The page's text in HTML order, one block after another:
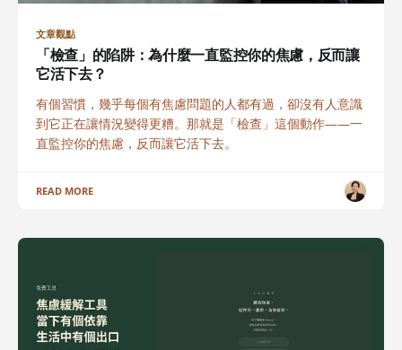
文章觀點
「檢查」的陷阱：為什麼一直監控你的焦慮，反而讓
它活下去？
有個習慣，幾乎每個有焦慮問題的人都有過，卻沒有人意識
到它正在讓情況變得更糟。那就是「檢查」這個動作——一
直監控你的焦慮，反而讓它活下去。
READ MORE